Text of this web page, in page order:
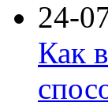
24-
Как